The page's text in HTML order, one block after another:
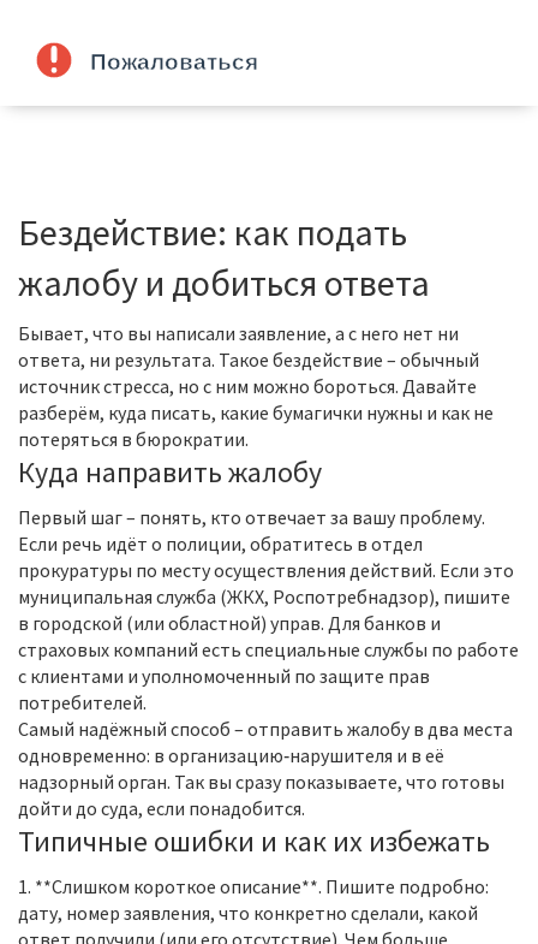
Бездействие: как подать
жалобу и добиться ответа
Бывает, что вы написали заявление, а с него нет ни
ответа, ни результата. Такое бездействие – обычный
источник стресса, но с ним можно бороться. Давайте
разберём, куда писать, какие бумагички нужны и как не
потеряться в бюрократии.
Куда направить жалобу
Первый шаг – понять, кто отвечает за вашу проблему.
Если речь идёт о полиции, обратитесь в отдел
прокуратуры по месту осуществления действий. Если это
муниципальная служба (ЖКХ, Роспотребнадзор), пишите
в городской (или областной) управ. Для банков и
страховых компаний есть специальные службы по работе
с клиентами и уполномоченный по защите прав
потребителей.
Самый надёжный способ – отправить жалобу в два места
одновременно: в организацию‑нарушителя и в её
надзорный орган. Так вы сразу показываете, что готовы
дойти до суда, если понадобится.
Типичные ошибки и как их избежать
1. **Слишком короткое описание**. Пишите подробно:
дату, номер заявления, что конкретно сделали, какой
ответ получили (или его отсутствие). Чем больше